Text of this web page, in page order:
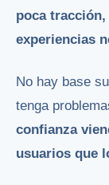
poca
experiencias
No hay base
tenga
confianza
usuarios que